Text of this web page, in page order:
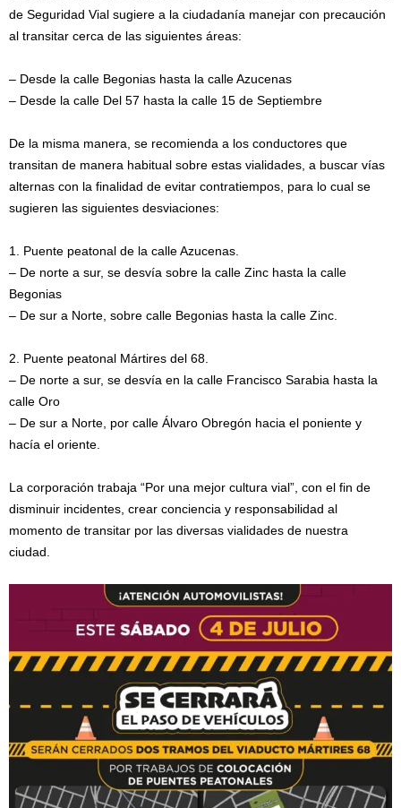
de Seguridad Vial sugiere a la ciudadanía manejar con precaución
al transitar cerca de las siguientes áreas:
– Desde la calle Begonias hasta la calle Azucenas
– Desde la calle Del 57 hasta la calle 15 de Septiembre
De la misma manera, se recomienda a los conductores que
transitan de manera habitual sobre estas vialidades, a buscar vías
alternas con la finalidad de evitar contratiempos, para lo cual se
sugieren las siguientes desviaciones:
1. Puente peatonal de la calle Azucenas.
– De norte a sur, se desvía sobre la calle Zinc hasta la calle
Begonias
– De sur a Norte, sobre calle Begonias hasta la calle Zinc.
2. Puente peatonal Mártires del 68.
– De norte a sur, se desvía en la calle Francisco Sarabia hasta la
calle Oro
– De sur a Norte, por calle Álvaro Obregón hacia el poniente y
hacía el oriente.
La corporación trabaja “Por una mejor cultura vial”, con el fin de
disminuir incidentes, crear conciencia y responsabilidad al
momento de transitar por las diversas vialidades de nuestra
ciudad.